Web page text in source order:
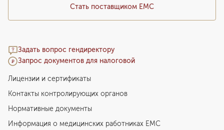
Стать поставщиком ЕМС
Задать вопрос гендиректору
Запрос документов для налоговой
Лицензии и сертификаты
Контакты контролирующих органов
Нормативные документы
Информация о медицинских работниках EMC